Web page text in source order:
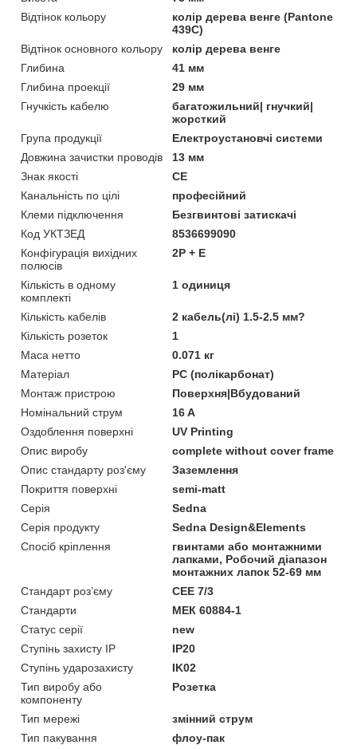
Відтінок кольору
колір дерева венге (Pantone
439C)
Відтінок основного кольору
колір дерева венге
Глибина
41 мм
Глибина проекції
29 мм
Гнучкість кабелю
багатожильний| гнучкий|
жорсткий
Група продукції
Електроустановчі системи
Довжина зачистки проводів
13 мм
Знак якості
CE
Канальність по цілі
професійний
Клеми підключення
Безгвинтові затискачі
Код УКТЗЕД
8536699090
Конфігурація вихідних
полюсів
2P + E
Кількість в одному
комплекті
1 одиниця
Кількість кабелів
2 кабель(лі) 1.5-2.5 мм?
Кількість розеток
1
Маса нетто
0.071 кг
Матеріал
PC (полікарбонат)
Монтаж пристрою
Поверхня|Вбудований
Номінальний струм
16 A
Оздоблення поверхні
UV Printing
Опис виробу
complete without cover frame
Опис стандарту роз'єму
Заземлення
Покриття поверхні
semi-matt
Серія
Sedna
Серія продукту
Sedna Design&Elements
Спосіб кріплення
гвинтами або монтажними
лапками, Робочий діапазон
монтажних лапок 52-69 мм
Стандарт роз’єму
CEE 7/3
Стандарти
МЕК 60884-1
Статус серії
new
Ступінь захисту IP
IP20
Ступінь ударозахисту
IK02
Тип виробу або
компоненту
Розетка
Тип мережі
змінний струм
Тип пакування
флоу-пак